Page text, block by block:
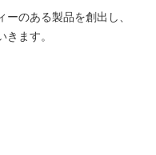
のある製品を創出し、
ます。